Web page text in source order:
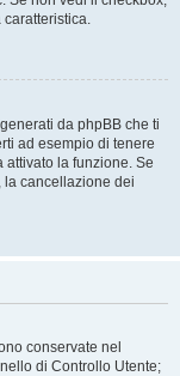
da phpBB che ti
ad esempio di tenere
attivato la funzione. Se
la cancellazione dei
conservate nel
di Controllo Utente;